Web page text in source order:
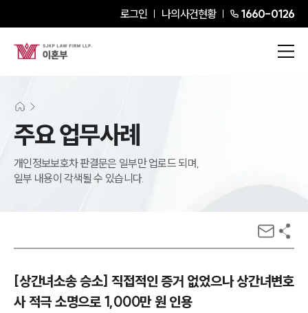
로그인 나의사건현황 1660-0126
주요 업무사례
개인정보보호차 판결문은 일부만 업로드 되며,
일부 내용이 각색될 수 있습니다.
[상간녀소송 승소] 직접적인 증거 없었으나 상간녀변호
사 적극 소명으로 1,000만 원 인용